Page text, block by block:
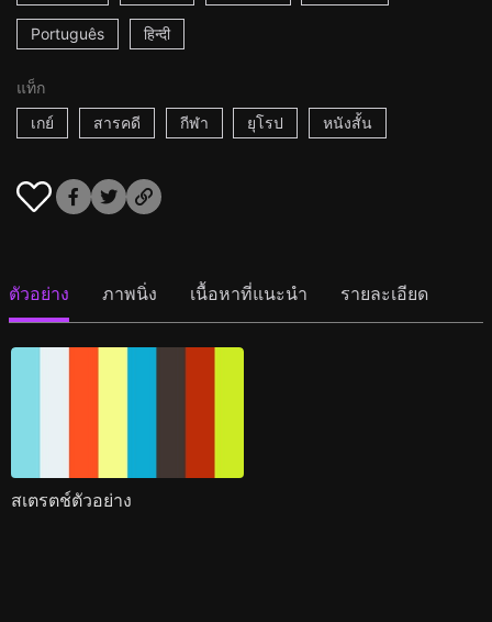
Português हिन्दी
แท็ก
เกย์
สารคดี กีฬา ยุโรป หนังสั้น
ตัวอย่าง ภาพนิ่ง เนื้อหาที่แนะนำ รายละเอียด
สเตรตช์ตัวอย่าง